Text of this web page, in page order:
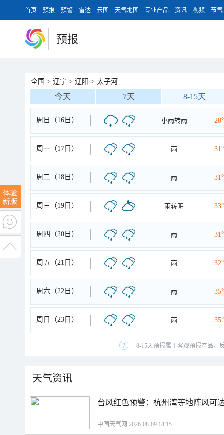
首页 预报 预警 雷达 云图 天气地图 专业产品 资讯 视频 节气
预报
全国 > 辽宁 > 辽阳 > 太子河
今天 7天 8-15天
周日（16日） 小雨转雨
周一（17日） 雨
周二（18日） 雨
周三（19日） 雨转阴
周四（20日） 雨
周五（21日） 雨
周六（22日） 雨
周日（23日） 雨
8-15天预报属于客观预报产品，
天气资讯
台风红色预警：杭州湾等地阵风可
中国天气网 2026-08-09 18:15